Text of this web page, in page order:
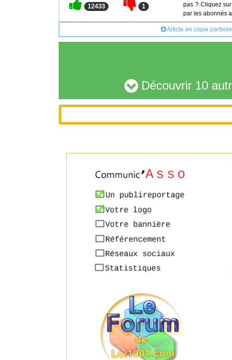
12433 1
pas ? Cliquez
par les abonnés
Article en copie
Découvrir 10